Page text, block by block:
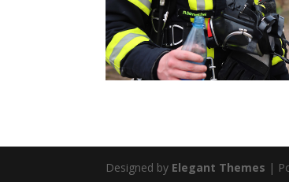
Designed by Elegant Themes |